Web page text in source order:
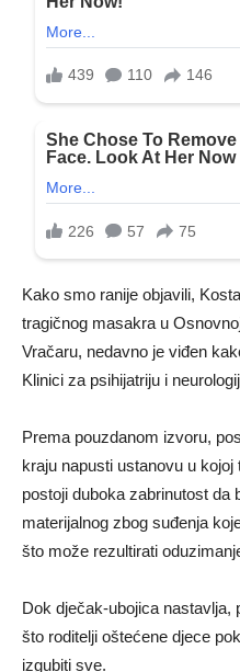
Kako smo ranije objavili,
tragičnog masakra u
Vračaru, nedavno je viđen
Klinici za psihijatriju i
Prema pouzdanom izvoru,
kraju napusti ustanovu u
postoji duboka zabrinutost da
materijalnog zbog suđenja
što može rezultirati
Dok dječak-ubojica nastavlja,
što roditelji oštećene djece
izgubiti sve.